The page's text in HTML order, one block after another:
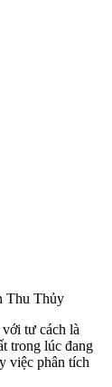
Thu Thủy
tư cách là
trong lúc đang
việc phân tích